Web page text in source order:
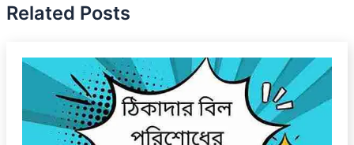
Related Posts